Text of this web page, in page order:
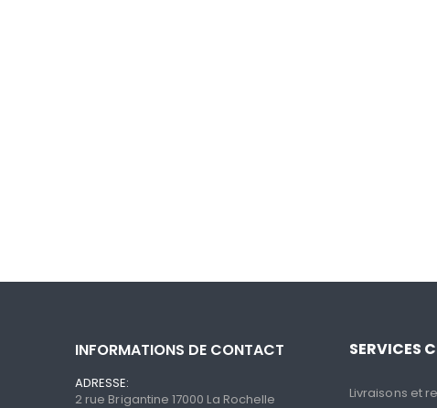
INFORMATIONS DE CONTACT
ADRESSE:
2 rue Brigantine 17000 La Rochelle
SERVICES
Livraisons et